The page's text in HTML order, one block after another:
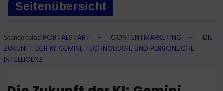
Seitenübersicht
Standortpfad PORTALSTART – CONTENTMARKETING –
DIE
ZUKUNFT DER KI: GEMINI, TECHNOLOGIE UND PERSÖNLICHE
INTELLIGENZ